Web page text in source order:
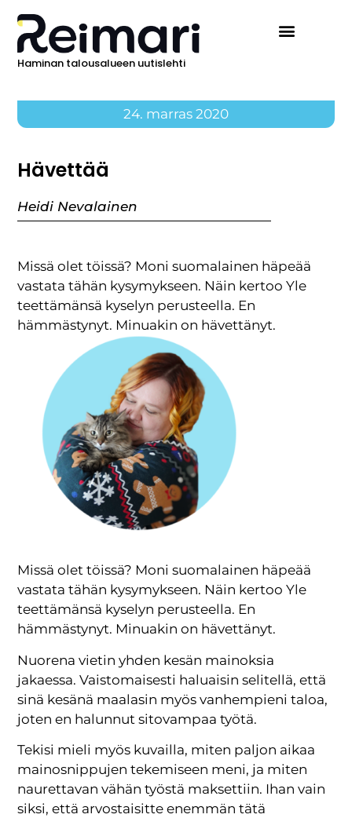
Haminan talousalueen uutislehti
24. marras 2020
Hävettää
Heidi Nevalainen
Missä olet töissä? Moni suomalainen häpeää
vastata tähän kysymykseen. Näin kertoo Yle
teettämänsä kyselyn perusteella. En
hämmästynyt. Minuakin on hävettänyt.
Missä olet töissä? Moni suomalainen häpeää
vastata tähän kysymykseen. Näin kertoo Yle
teettämänsä kyselyn perusteella. En
hämmästynyt. Minuakin on hävettänyt.
Nuorena vietin yhden kesän mainoksia
jakaessa. Vaistomaisesti haluaisin selitellä, että
sinä kesänä maalasin myös vanhempieni taloa,
joten en halunnut sitovampaa työtä.
Tekisi mieli myös kuvailla, miten paljon aikaa
mainosnippujen tekemiseen meni, ja miten
naurettavan vähän työstä maksettiin. Ihan vain
siksi, että arvostaisitte enemmän tätä